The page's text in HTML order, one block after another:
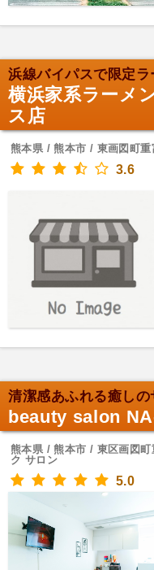
浜線バイパスで限定ラ
横浜家系ラーメ
ス店
熊本県 / 熊本市 / 東画図町重
3.6
清潔感あふれる癒しの
beauty salon
熊本県 / 熊本市 / 東区画図
ク サロン
5.0